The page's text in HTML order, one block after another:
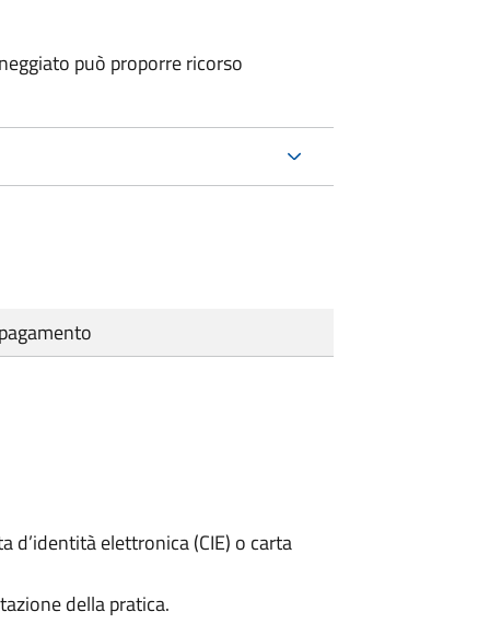
può proporre ricorso
d’identità elettronica (CIE) o carta
della pratica.